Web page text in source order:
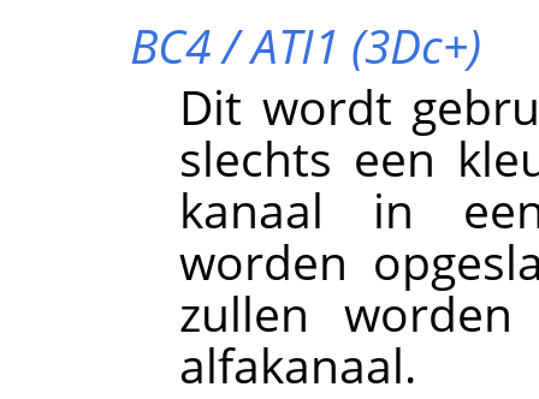
BC4 / ATI1 (3Dc+)
Dit wordt
slechts een
kanaal in
worden
zullen
alfakanaal.